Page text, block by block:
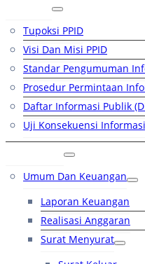
Tupoksi PPID
Visi Dan Misi PPID
Standar Pengumuman
Prosedur Permintaan
Daftar Informasi Publik
Uji Konsekuensi
Umum Dan Keuangan
Laporan Keuangan
Realisasi Anggaran
Surat Menyurat